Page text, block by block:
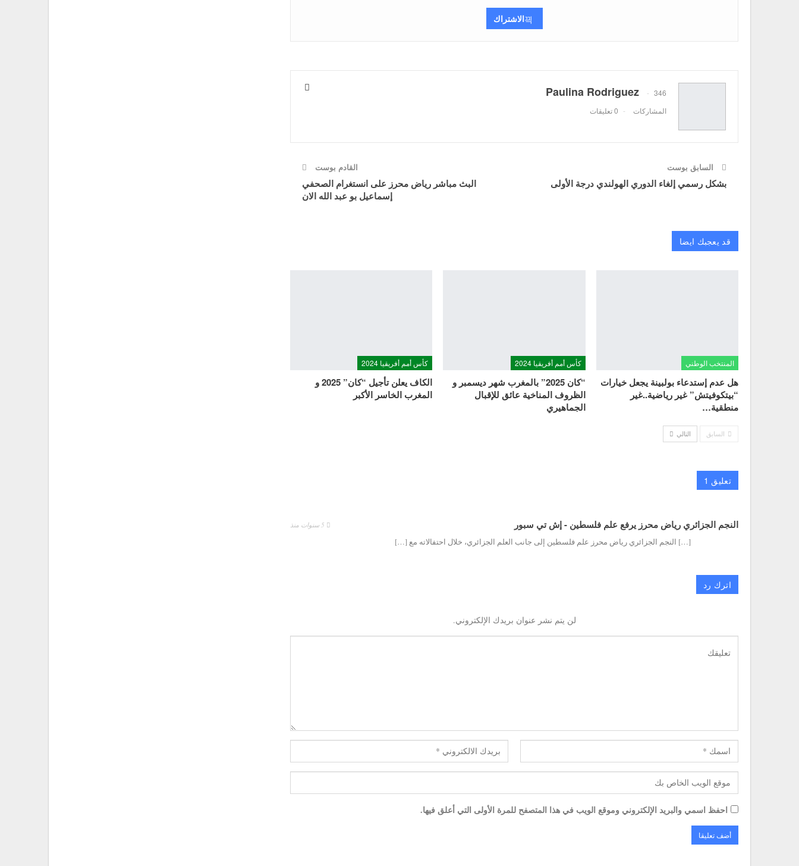
الاشتراك
Paulina Rodriguez
346
المشاركات
0 تعليقات
السابق بوست
بشكل رسمي إلغاء الدوري الهولندي درجة الأولى
القادم بوست
البث مباشر رياض محرز على انستغرام الصحفي
إسماعيل بو عبد الله الان
قد يعجبك ايضا
المنتخب الوطني
هل عدم إستدعاء بولبينة يجعل خيارات
“بيتكوفيتش” غير رياضية..غير
منطقية…
كأس أمم أفريقيا 2024
“كان 2025” بالمغرب شهر ديسمبر و
الظروف المناخية عائق للإقبال
الجماهيري
كأس أمم أفريقيا 2024
الكاف يعلن تأجيل “كان” 2025 و
المغرب الخاسر الأكبر
السابق التالي
تعليق 1
النجم الجزائري رياض محرز يرفع علم فلسطين - إش تي سبور
[…] النجم الجزائري رياض محرز علم فلسطين إلى جانب العلم الجزائري، خلال احتفالاته مع […]
اترك رد
لن يتم نشر عنوان بريدك الإلكتروني.
احفظ اسمي والبريد الإلكتروني وموقع الويب في هذا المتصفح للمرة الأولى التي أعلق فيها.